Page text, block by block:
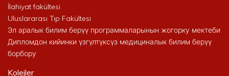
İlahiyat fakültesi
Uluslararası Tıp Fakültesi
Эл аралык билим берүү программаларынын жогорку мектеби
Дипломдон кийинки үзгүлтүксүз медициналык билим берүү
борбору
Kolejler